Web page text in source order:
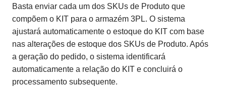
Basta enviar cada um dos SKUs de Produto que
compõem o KIT para o armazém 3PL. O sistema
ajustará automaticamente o estoque do KIT com base
nas alterações de estoque dos SKUs de Produto. Após
a geração do pedido, o sistema identificará
automaticamente a relação do KIT e concluirá o
processamento subsequente.